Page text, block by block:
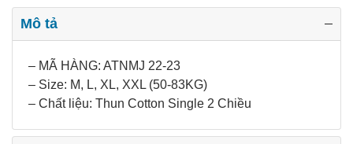
Mô tả
– MÃ HÀNG: ATNMJ 22-23
– Size: M, L, XL, XXL (50-83KG)
– Chất liệu: Thun Cotton Single 2 Chiều